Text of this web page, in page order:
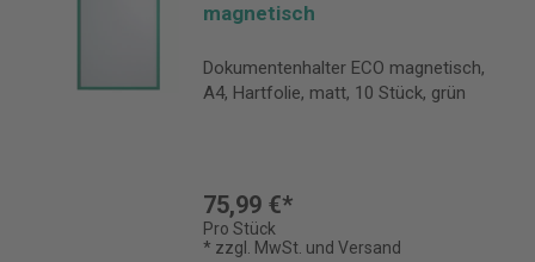
magnetisch
Dokumentenhalter ECO magnetisch,
A4, Hartfolie, matt, 10 Stück, grün
75,99 €*
Pro Stück
* zzgl. MwSt. und Versand